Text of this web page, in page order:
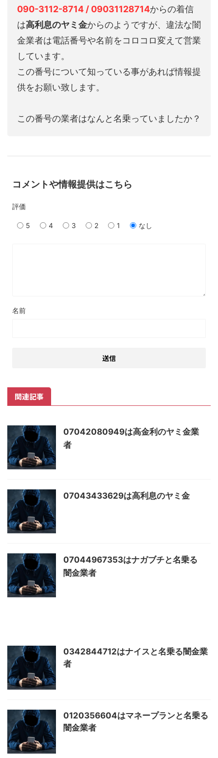
090-3112-8714 / 09031128714からの着信
は高利息のヤミ金からのようですが、違法な闇
金業者は電話番号や名前をコロコロ変えて営業
しています。
この番号について知っている事があれば情報提
供をお願い致します。
この番号の業者はなんと名乗っていましたか？
コメントや情報提供はこちら
評価
5 4 3 2 1 なし
名前
関連記事
07042080949は高金利のヤミ金業
者
07043433629は高利息のヤミ金
07044967353はナガブチと名乗る
闇金業者
0342844712はナイスと名乗る闇金業
者
0120356604はマネープランと名乗る
闇金業者